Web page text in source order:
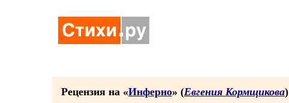
Рецензия на «Инферно» (Евгения Кормщикова)